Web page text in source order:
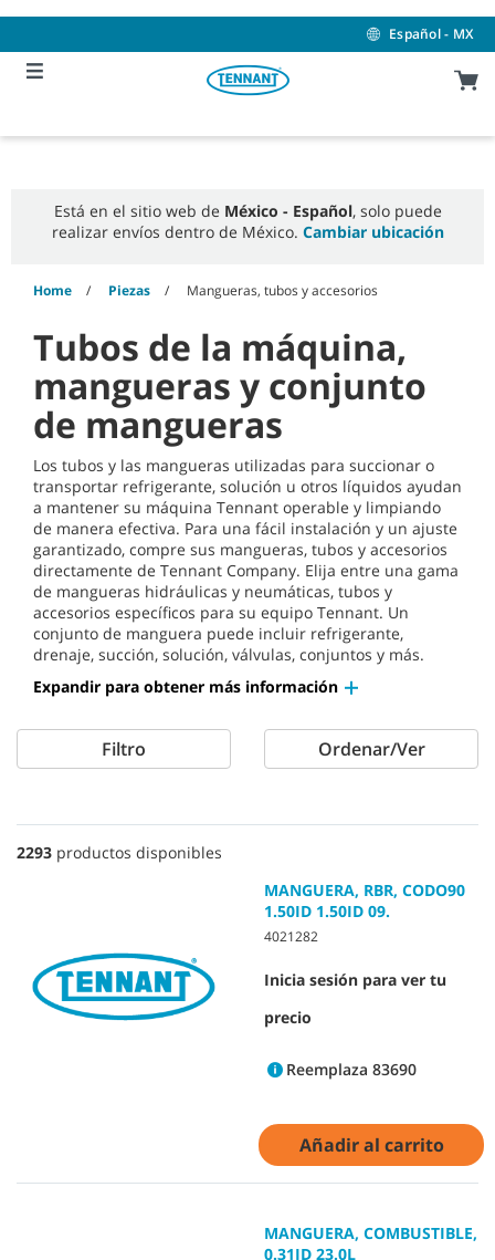
content
navigation
menu
Español - MX
Está en el sitio web de México - Español, solo puede
realizar envíos dentro de México. Cambiar ubicación
Home Piezas Mangueras, tubos y accesorios
Tubos de la máquina,
mangueras y conjunto
de mangueras
Los tubos y las mangueras utilizadas para succionar o
transportar refrigerante, solución u otros líquidos ayudan
a mantener su máquina Tennant operable y limpiando
de manera efectiva. Para una fácil instalación y un ajuste
garantizado, compre sus mangueras, tubos y accesorios
directamente de Tennant Company. Elija entre una gama
de mangueras hidráulicas y neumáticas, tubos y
accesorios específicos para su equipo Tennant. Un
conjunto de manguera puede incluir refrigerante,
drenaje, succión, solución, válvulas, conjuntos y más.
Expandir para obtener más información
Filtro Ordenar/Ver
2293 productos disponibles
MANGUERA, RBR, CODO90
1.50ID 1.50ID 09.
4021282
Inicia sesión para ver tu
precio
Reemplaza 83690
Añadir al carrito
MANGUERA, COMBUSTIBLE,
0.31ID 23.0L